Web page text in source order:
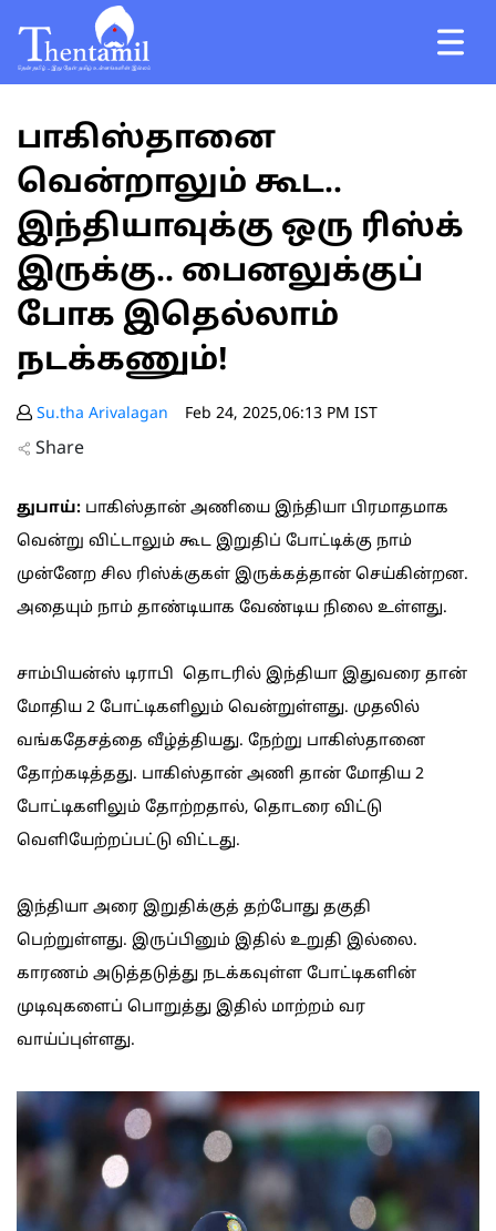
பாகிஸ்தானை
வென்றாலும் கூட..
இந்தியாவுக்கு ஒரு ரிஸ்க்
இருக்கு.. பைனலுக்குப்
போக இதெல்லாம்
நடக்கணும்!
Su.tha Arivalagan Feb 24, 2025,06:13 PM IST
Share
துபாய்: பாகிஸ்தான் அணியை இந்தியா பிரமாதமாக
வென்று விட்டாலும் கூட இறுதிப் போட்டிக்கு நாம்
முன்னேற சில ரிஸ்க்குகள் இருக்கத்தான் செய்கின்றன.
அதையும் நாம் தாண்டியாக வேண்டிய நிலை உள்ளது.
சாம்பியன்ஸ் டிராபி தொடரில் இந்தியா இதுவரை தான்
மோதிய 2 போட்டிகளிலும் வென்றுள்ளது. முதலில்
வங்கதேசத்தை வீழ்த்தியது. நேற்று பாகிஸ்தானை
தோற்கடித்தது. பாகிஸ்தான் அணி தான் மோதிய 2
போட்டிகளிலும் தோற்றதால், தொடரை விட்டு
வெளியேற்றப்பட்டு விட்டது.
இந்தியா அரை இறுதிக்குத் தற்போது தகுதி
பெற்றுள்ளது. இருப்பினும் இதில் உறுதி இல்லை.
காரணம் அடுத்தடுத்து நடக்கவுள்ள போட்டிகளின்
முடிவுகளைப் பொறுத்து இதில் மாற்றம் வர
வாய்ப்புள்ளது.